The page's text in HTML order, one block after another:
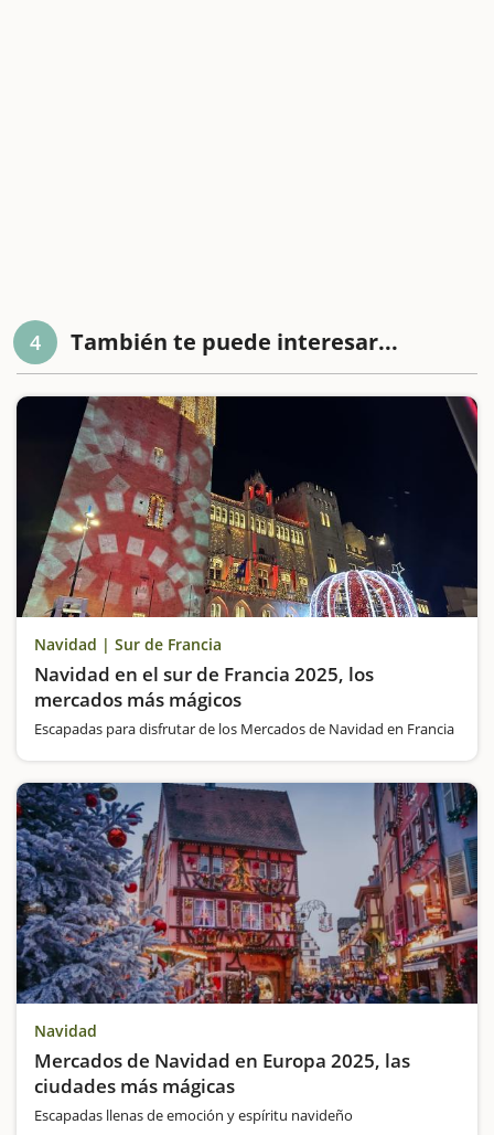
4 También te puede interesar...
Navidad | Sur de Francia
Navidad en el sur de Francia 2025, los
mercados más mágicos
Escapadas para disfrutar de los Mercados de Navidad en Francia
Navidad
Mercados de Navidad en Europa 2025, las
ciudades más mágicas
Escapadas llenas de emoción y espíritu navideño